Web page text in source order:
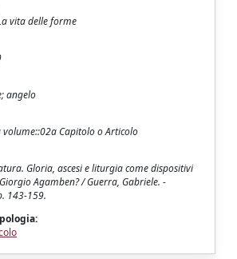
vita delle forme
angelo
volume::02a Capitolo o Articolo
Gloria, ascesi e liturgia come dispositivi
Agamben? / Guerra, Gabriele. -
143-159.